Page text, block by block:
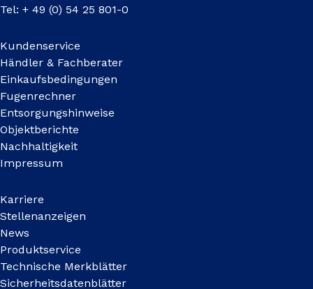
Tel: + 49 (0) 54 25 801-0
Kundenservice
Händler & Fachberater
Einkaufsbedingungen
Fugenrechner
Entsorgungshinweise
Objektberichte
Nachhaltigkeit
Impressum
Karriere
Stellenanzeigen
News
Produktservice
Technische Merkblätter
Sicherheitsdatenblätter